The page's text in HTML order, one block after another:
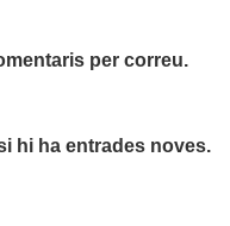
per correu.
hi ha entrades noves.